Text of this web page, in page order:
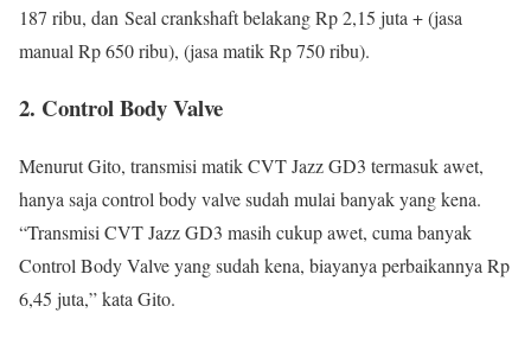
187 ribu, dan Seal crankshaft belakang Rp 2,15 juta + (jasa
manual Rp 650 ribu), (jasa matik Rp 750 ribu).
2. Control Body Valve
Menurut Gito, transmisi matik CVT Jazz GD3 termasuk awet,
hanya saja control body valve sudah mulai banyak yang kena.
“Transmisi CVT Jazz GD3 masih cukup awet, cuma banyak
Control Body Valve yang sudah kena, biayanya perbaikannya Rp
6,45 juta,” kata Gito.